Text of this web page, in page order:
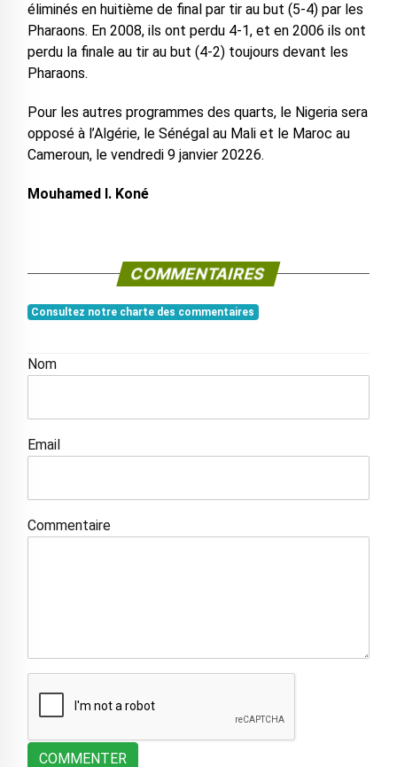
éliminés en huitième de final par tir au but (5-4) par les
Pharaons. En 2008, ils ont perdu 4-1, et en 2006 ils ont
perdu la finale au tir au but (4-2) toujours devant les
Pharaons.
Pour les autres programmes des quarts, le Nigeria sera
opposé à l’Algérie, le Sénégal au Mali et le Maroc au
Cameroun, le vendredi 9 janvier 20226.
Mouhamed I. Koné
COMMENTAIRES
Consultez notre charte des commentaires
Nom
Email
Commentaire
COMMENTER